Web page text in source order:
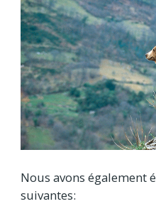
Nous avons également
suivantes: